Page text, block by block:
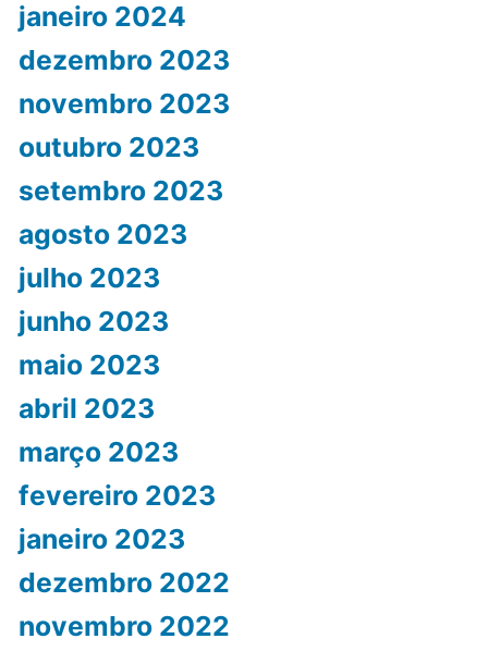
janeiro 2024
dezembro 2023
novembro 2023
outubro 2023
setembro 2023
agosto 2023
julho 2023
junho 2023
maio 2023
abril 2023
março 2023
fevereiro 2023
janeiro 2023
dezembro 2022
novembro 2022